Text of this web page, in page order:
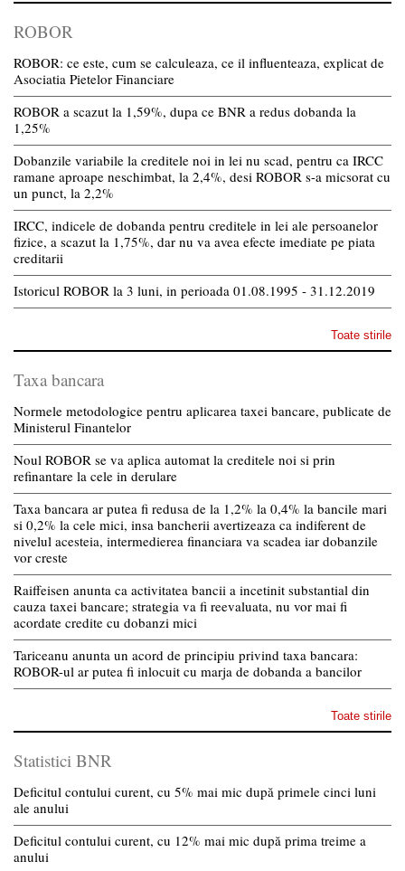
ROBOR
ROBOR: ce este, cum se calculeaza, ce il influenteaza, explicat de
Asociatia Pietelor Financiare
ROBOR a scazut la 1,59%, dupa ce BNR a redus dobanda la
1,25%
Dobanzile variabile la creditele noi in lei nu scad, pentru ca IRCC
ramane aproape neschimbat, la 2,4%, desi ROBOR s-a micsorat cu
un punct, la 2,2%
IRCC, indicele de dobanda pentru creditele in lei ale persoanelor
fizice, a scazut la 1,75%, dar nu va avea efecte imediate pe piata
creditarii
Istoricul ROBOR la 3 luni, in perioada 01.08.1995 - 31.12.2019
Toate stirile
Taxa bancara
Normele metodologice pentru aplicarea taxei bancare, publicate de
Ministerul Finantelor
Noul ROBOR se va aplica automat la creditele noi si prin
refinantare la cele in derulare
Taxa bancara ar putea fi redusa de la 1,2% la 0,4% la bancile mari
si 0,2% la cele mici, insa bancherii avertizeaza ca indiferent de
nivelul acesteia, intermedierea financiara va scadea iar dobanzile
vor creste
Raiffeisen anunta ca activitatea bancii a incetinit substantial din
cauza taxei bancare; strategia va fi reevaluata, nu vor mai fi
acordate credite cu dobanzi mici
Tariceanu anunta un acord de principiu privind taxa bancara:
ROBOR-ul ar putea fi inlocuit cu marja de dobanda a bancilor
Toate stirile
Statistici BNR
Deficitul contului curent, cu 5% mai mic după primele cinci luni
ale anului
Deficitul contului curent, cu 12% mai mic după prima treime a
anului